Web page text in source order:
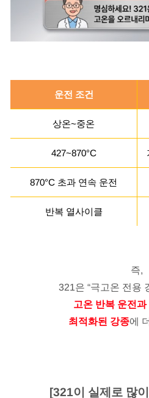
운전 조건
상온~중온
427~870°C
870°C 초과 연속 운전
반복 열사이클
즉,
321은 “극고온 전용
고온 반복 운전과
최적화된 강종에
[321이 실제로 많